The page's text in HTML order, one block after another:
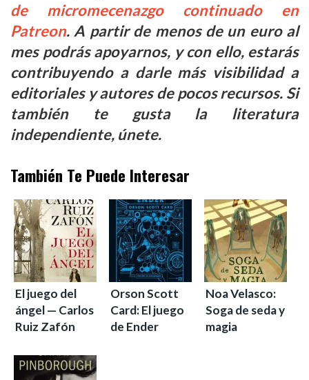
de micromecenazgo continuado en
Patreon. A partir de menos de un euro al
mes podrás apoyarnos, y con ello, estarás
contribuyendo a darle más visibilidad a
editoriales y autores de pocos recursos. Si
también te gusta la literatura
independiente, únete.
También Te Puede Interesar
El juego del
ángel — Carlos
Ruiz Zafón
Orson Scott
Card: El juego
de Ender
Noa Velasco:
Soga de seda y
magia